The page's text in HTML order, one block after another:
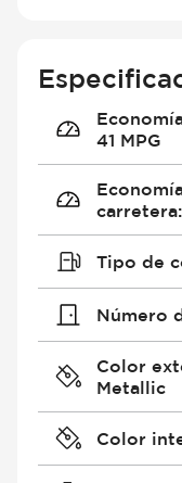
41 MPG
carretera:
Tipo de
Número
Color
Metallic
Color